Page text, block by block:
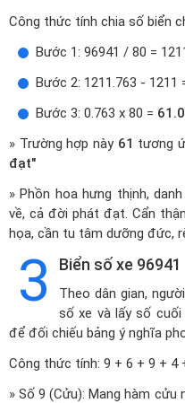
Công thức tính chia số biển
Bước 1: 96941 / 80 =
Bước 2: 1211.763 - 1211
Bước 3: 0.763 x 80 =
» Trường hợp này 61 tương
đạt"
» Phồn hoa hưng thịnh,
về, cả đời phát đạt. Cẩn
họa, cần tu tâm dưỡng đức,
3 Biển số xe
Theo dân gian,
số xe và lấy số
để đối chiếu bảng ý nghĩa
Công thức tính: 9 + 6 + 9 + 4
» Số 9 (Cửu): Mang hàm